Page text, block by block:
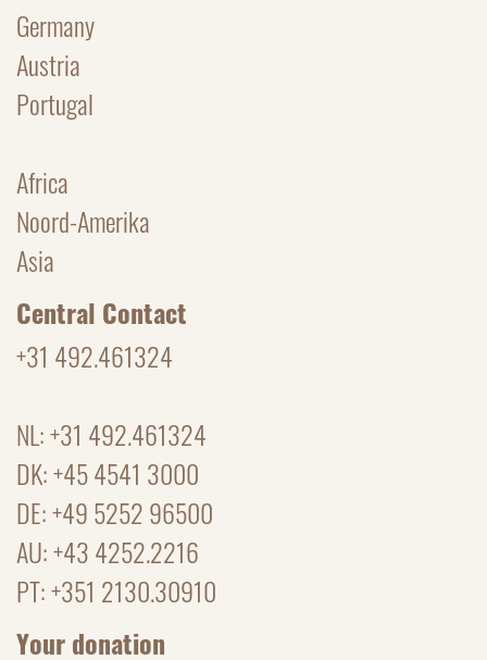
Germany
Austria
Portugal
Africa
Noord-Amerika
Asia
Central Contact
+31 492.461324
NL: +31 492.461324
DK: +45 4541 3000
DE: +49 5252 96500
AU: +43 4252.2216
PT: +351 2130.30910
Your donation